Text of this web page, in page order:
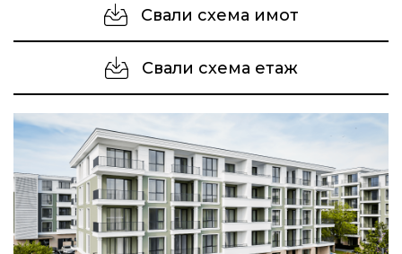
Свали схема имот
Свали схема етаж